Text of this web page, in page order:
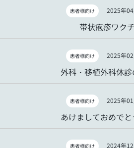
2025年
患者様向け
帯状疱疹ワク
2025年
患者様向け
外科・移植外科休診
2025年
患者様向け
あけましておめでと
2024年
患者様向け